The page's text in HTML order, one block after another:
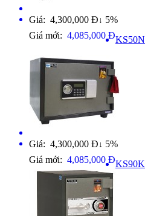
Giá: 4,300,000 Đ ↓ 5%
Giá mới: 4,085,000 Đ
Giá: 4,300,000 Đ ↓ 5%
Giá mới: 4,085,000 Đ